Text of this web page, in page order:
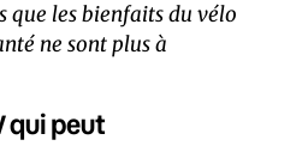
que les bienfaits du vélo
ne sont plus à
qui peut